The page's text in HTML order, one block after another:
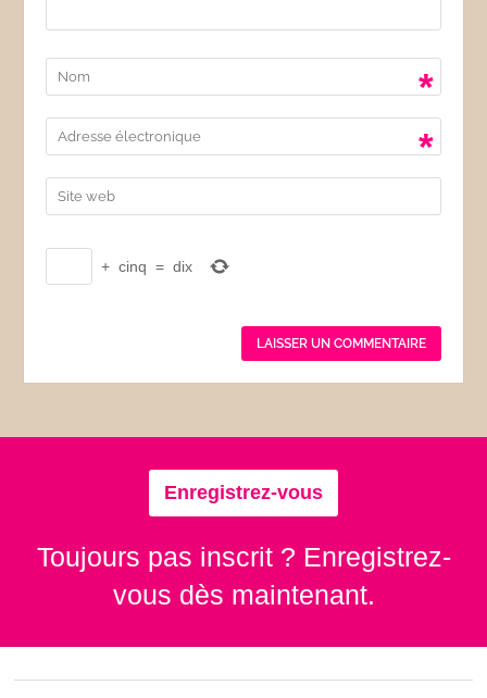
*
*
+ cinq = dix
Enregistrez-vous
Toujours pas inscrit ? Enregistrez-
vous dès maintenant.